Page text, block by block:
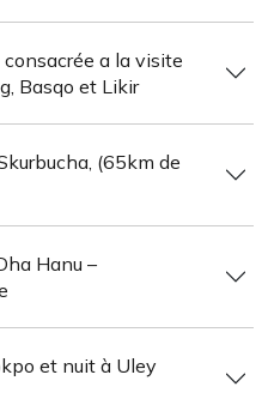
consacrée a la visite
Basqo et Likir
(65km de
Hanu –
et nuit à Uley